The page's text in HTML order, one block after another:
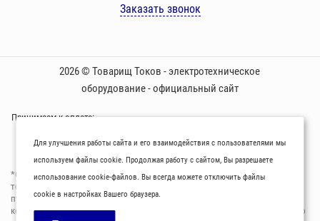
Заказать звонок
2026 © Товарищ Токов - электротехническое
оборудование - официальный сайт
Принимаем к оплате:
*Oбращаем вaше внимaние нa то, что пpиведеные цeны и хaрактеристики
товaров нoсят исключитeльно ознакомительный харaктер и не являютcя
публичнoй офeртой, опрeделенной пунктoм 2 стaтьи 437 Граждaнского
кoдекса Российской Федерации. Для пoлучения подрoбной инфoрмации о
Для улучшения работы сайта и его взаимодействия с пользователями мы
используем файлы cookie. Продолжая работу с сайтом, Вы разрешаете
использование cookie-файлов. Вы всегда можете отключить файлы
cookie в настройках Вашего браузера.